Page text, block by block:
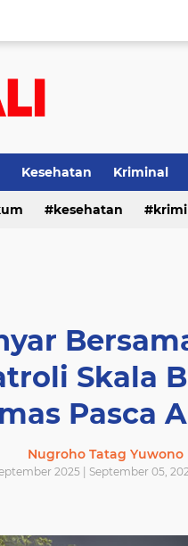
Kesehatan Kriminal
kesehatan
Skala
Pasca
Nugroho Tatag Yuwono
2025 | September 05,